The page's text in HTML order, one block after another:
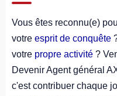
Vous êtes reconnu(e)
votre esprit de conquête
votre propre activité ?
Devenir Agent général
c'est contribuer chaque